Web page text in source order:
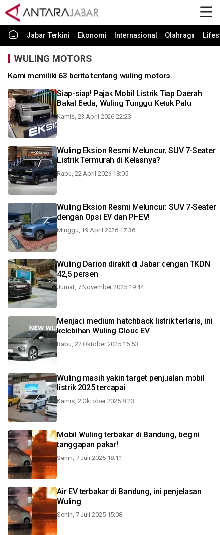
Jabar Terkini Ekonomi Internasional Olahraga
WULING MOTORS
Kami memiliki 63 berita tentang wuling motors.
Siap-siap! Pajak Mobil Listrik Tiap Daerah
Bakal Beda, Wuling Tunggu Ketuk Palu
Kamis, 23 April 2026 22:23
Wuling Eksion Resmi Meluncur, SUV 7-Seater
Listrik Termurah di Kelasnya?
Rabu, 22 April 2026 18:05
Wuling Eksion Resmi Meluncur: SUV 7-Seater
dengan Opsi EV dan PHEV!
Minggu, 19 April 2026 17:36
Wuling Darion dirakit di Jabar dengan TKDN
42,5 persen
Jumat, 7 November 2025 19:44
Menjadi medium hatchback listrik terlaris, ini
kelebihan Wuling Cloud EV
Rabu, 22 Oktober 2025 16:53
Wuling masih yakin target penjualan mobil
listrik 2025 tercapai
Kamis, 2 Oktober 2025 8:23
Mobil Wuling terbakar di Bandung, begini
tanggapan pakar!
Senin, 7 Juli 2025 18:11
Air EV terbakar di Bandung, ini penjelasan
Wuling
Senin, 7 Juli 2025 15:08